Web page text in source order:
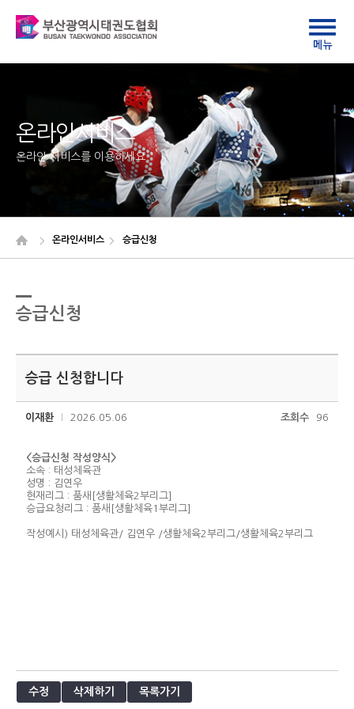
온라인서비스
온라인 서비스를 이용하세요
온라인서비스 승급신청
승급신청
승급 신청합니다
이재환 2026.05.06 조회수 96
<승급신청 작성양식>
소속 : 태성체육관
성명 : 김연우
현재리그 : 품새[생활체육2부리그]
승급요청리그 : 품새[생활체육1부리그]
작성예시) 태성체육관/ 김연우 /생활체육2부리그/생활체육2부리그
수정 삭제하기 목록가기